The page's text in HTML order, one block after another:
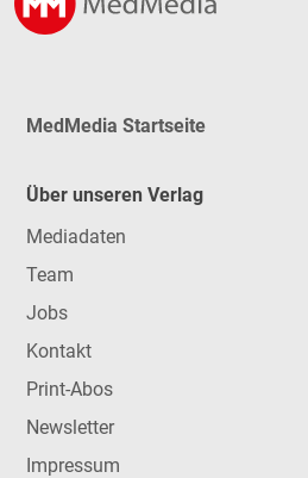
MedMedia Startseite
Über unseren Verlag
Mediadaten
Team
Jobs
Kontakt
Print-Abos
Newsletter
Impressum